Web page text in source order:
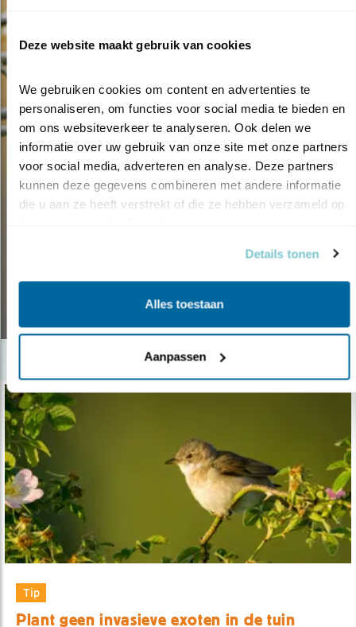
Deze website maakt gebruik van cookies
We gebruiken cookies om content en advertenties te
personaliseren, om functies voor social media te bieden en
om ons websiteverkeer te analyseren. Ook delen we
informatie over uw gebruik van onze site met onze partners
voor social media, adverteren en analyse. Deze partners
kunnen deze gegevens combineren met andere informatie
die u aan ze heeft verstrekt of die ze hebben verzameld op
Details tonen
Alles toestaan
Aanpassen
DE WEEK VAN DE GROENE
Tip
Plant geen invasieve exoten in de tuin